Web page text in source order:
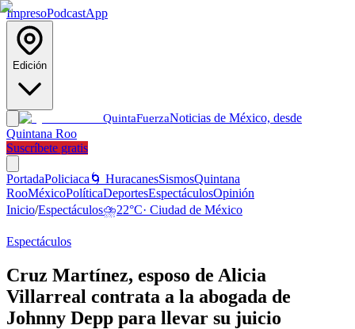
ImpresoPodcastApp
Edición
QuintaFuerzaNoticias de México, desde
Quintana Roo
Suscríbete gratis
PortadaPoliciaca 🌀 HuracanesSismosQuintana
RooMéxicoPolíticaDeportesEspectáculosOpinión
Inicio/Espectáculos⛈️22°C· Ciudad de México
Espectáculos
Cruz Martínez, esposo de Alicia
Villarreal contrata a la abogada de
Johnny Depp para llevar su juicio